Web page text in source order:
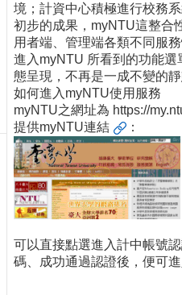
網
站
導
覽
最
新
消
息
關
於
我
出
境；計資中心積極進行校務
初步的成果，myNTU這整合
用者端、管理端各類不同服
進入myNTU 所看到的功能
態呈現，不再是一成不變的靜
如何進入myNTU使用服務
myNTU之網址為 https://
提供myNTU連結
：
可以直接點選進入計中帳號
碼、成功通過認證後，便可進